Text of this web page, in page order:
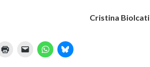
Cristina Biolcati